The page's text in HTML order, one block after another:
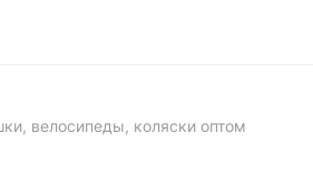
велосипеды, коляски оптом